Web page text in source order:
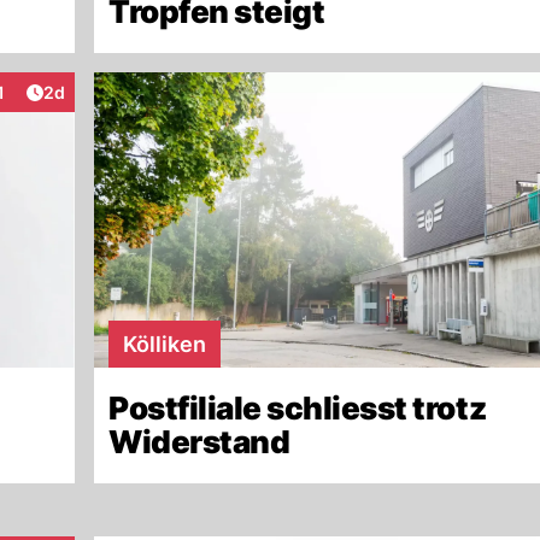
Tropfen steigt
Artikel veröffentlicht:
2d
Kölliken
Postfiliale schliesst trotz
Widerstand